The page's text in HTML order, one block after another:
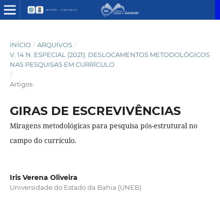
INÍCIO / ARQUIVOS /
V. 14 N. ESPECIAL (2021): DESLOCAMENTOS METODOLÓGICOS
NAS PESQUISAS EM CURRÍCULO
/
Artigos
GIRAS DE ESCREVIVÊNCIAS
Miragens metodológicas para pesquisa pós-estrutural no
campo do currículo.
Iris Verena Oliveira
Universidade do Estado da Bahia (UNEB)